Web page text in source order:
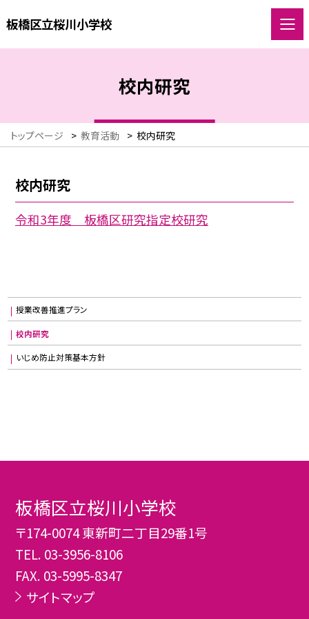
板橋区立桜川小学校
校内研究
トップページ > 教育活動 > 校内研究
校内研究
令和3年度 板橋区研究指定校研究
授業改善推進プラン
校内研究
いじめ防止対策基本方針
板橋区立桜川小学校
〒174-0074 東新町二丁目29番1号
TEL. 03-3956-8106
FAX. 03-5995-8347
サイトマップ